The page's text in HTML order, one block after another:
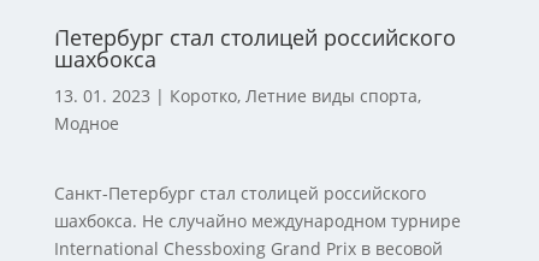
Петербург стал столицей российского
шахбокса
13. 01. 2023 | Коротко, Летние виды спорта,
Модное
Санкт-Петербург стал столицей российского
шахбокса. Не случайно международном турнире
International Chessboxing Grand Prix в весовой